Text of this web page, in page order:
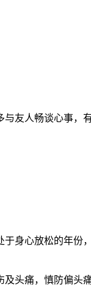
友人畅谈心事，
身心放松的年份
头痛，慎防偏头痛